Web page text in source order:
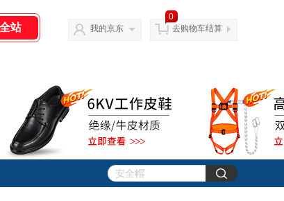
我的京东
0
去购物车结算